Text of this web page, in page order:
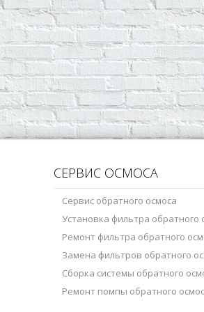
СЕРВИС ОСМОСА
Сервис обратного осмоса
Установка фильтра обратного
Ремонт фильтра обратного
Замена фильтров обратного
Сборка системы обратного
Ремонт помпы обратного